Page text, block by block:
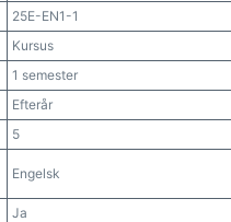
25E-EN1-1
Kursus
1 semester
Efterår
5
Engelsk
Ja